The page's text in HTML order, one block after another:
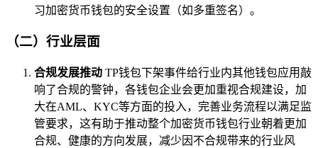
习加密货币钱包的安全设置（如多重签名）。
（二）行业层面
合规发展推动 TP钱包下架事件给行业内其他钱包应用敲
响了合规的警钟，各钱包企业会更加重视合规建设，加
大在AML、KYC等方面的投入，完善业务流程以满足监
管要求，这有助于推动整个加密货币钱包行业朝着更加
合规、健康的方向发展，减少因不合规带来的行业风